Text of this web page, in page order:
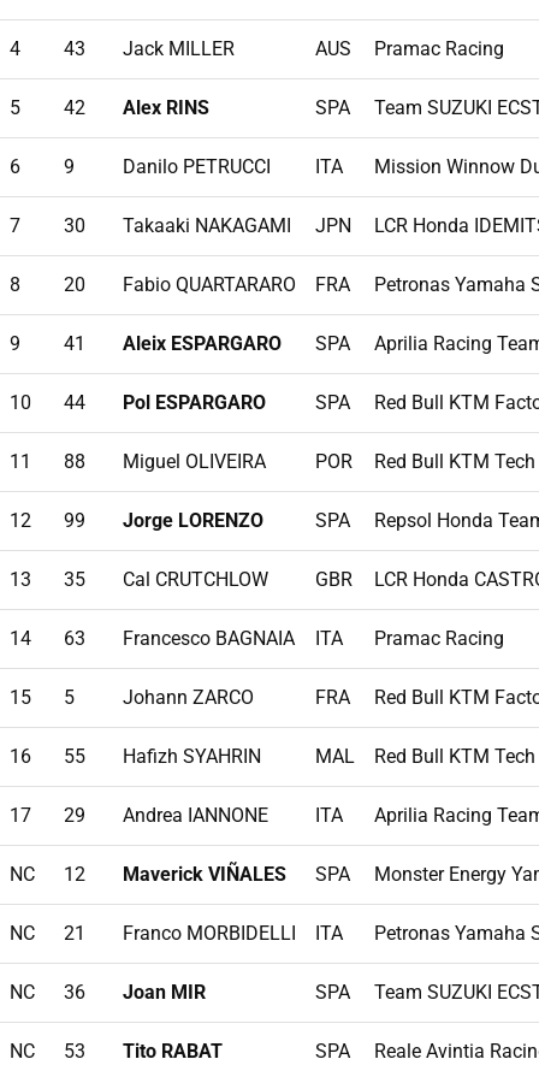
4 43 Jack MILLER AUS Pramac Racing
5 42 Alex RINS SPA Team SUZUKI
6 9 Danilo PETRUCCI ITA Mission Winnow
7 30 Takaaki NAKAGAMI JPN LCR Honda
8 20 Fabio QUARTARARO FRA Petronas Yamaha
9 41 Aleix ESPARGARO SPA Aprilia Racing
10 44 Pol ESPARGARO SPA Red Bull KTM
11 88 Miguel OLIVEIRA POR Red Bull KTM
12 99 Jorge LORENZO SPA Repsol Honda
13 35 Cal CRUTCHLOW GBR LCR Honda
14 63 Francesco BAGNAIA ITA Pramac Racing
15 5 Johann ZARCO FRA Red Bull KTM
16 55 Hafizh SYAHRIN MAL Red Bull KTM
17 29 Andrea IANNONE ITA Aprilia Racing
NC 12 Maverick VIÑALES SPA Monster Energy
NC 21 Franco MORBIDELLI ITA Petronas Yamaha
NC 36 Joan MIR SPA Team SUZUKI
NC 53 Tito RABAT SPA Reale Avintia